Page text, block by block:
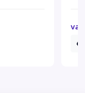
va.
€